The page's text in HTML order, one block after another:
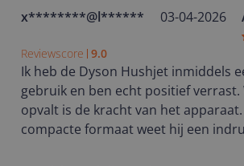
x********@l****** 03-04-2026
Reviewscore 9.0
Ik heb de Dyson Hushjet inmiddels
gebruik en ben echt positief verrast.
opvalt is de kracht van het
compacte formaat weet hij een